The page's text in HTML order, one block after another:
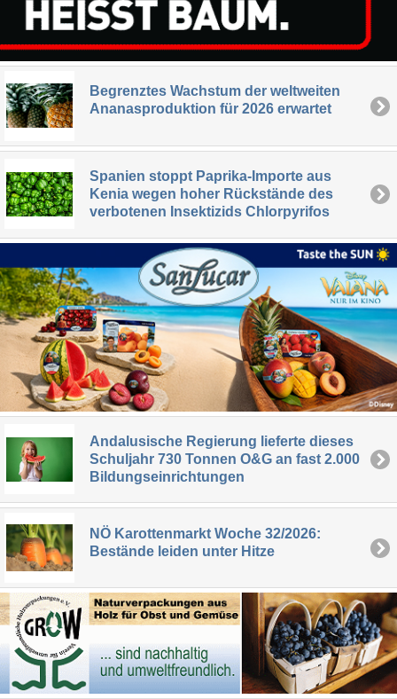
Begrenztes Wachstum der weltweiten
Ananasproduktion für 2026 erwartet
Spanien stoppt Paprika-Importe aus
Kenia wegen hoher Rückstände des
verbotenen Insektizids Chlorpyrifos
Andalusische Regierung lieferte dieses
Schuljahr 730 Tonnen O&G an fast 2.000
Bildungseinrichtungen
NÖ Karottenmarkt Woche 32/2026:
Bestände leiden unter Hitze